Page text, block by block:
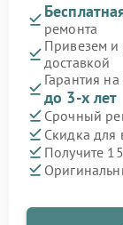
ремонта
Привезем и
доставкой
Гарантия
до 3-х лет
Срочный
Скидка для
Получите